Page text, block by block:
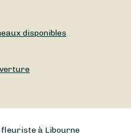
disponibles
fleuriste à Libourne